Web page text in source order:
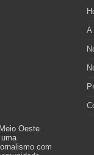
Oeste
com
A